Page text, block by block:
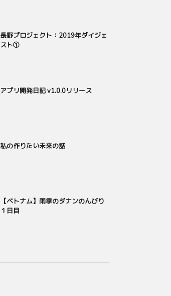
長野プロジェクト：2019年ダイジェ
スト①
アプリ開発日記 v1.0.0リリース
私の作りたい未来の話
【ベトナム】雨季のダナンのんびり
１日目